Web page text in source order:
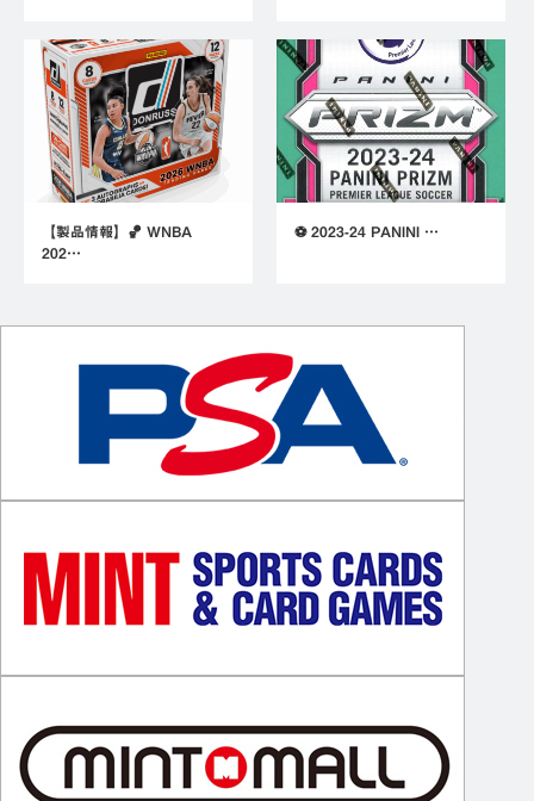
【製品情報】🏀 WNBA
202…
⚽ 2023-24 PANINI …